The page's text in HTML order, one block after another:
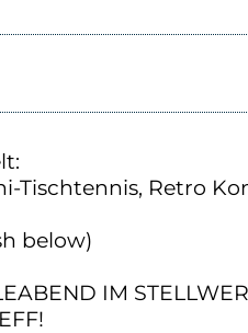
Tischtennis, Retro
below)
IM